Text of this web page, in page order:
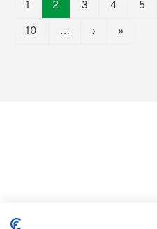
1 2 3 4 5
10 … › »